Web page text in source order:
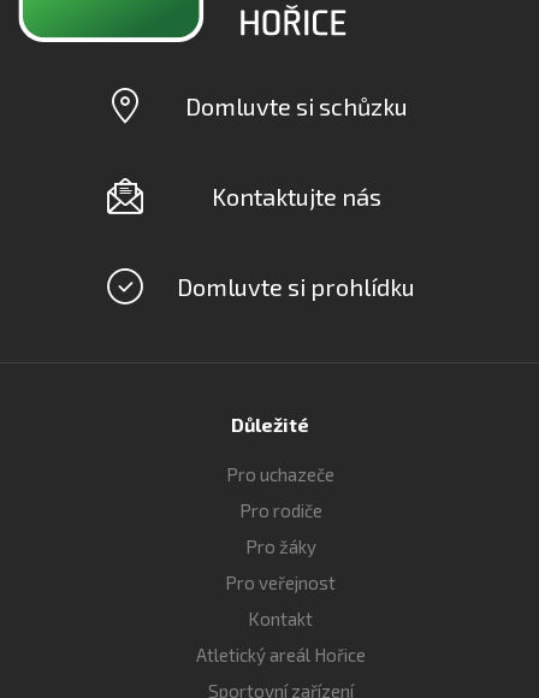
Domluvte si schůzku
Kontaktujte nás
Domluvte si prohlídku
Důležité
Pro uchazeče
Pro rodiče
Pro žáky
Pro veřejnost
Kontakt
Atletický areál Hořice
Sportovní zařízení